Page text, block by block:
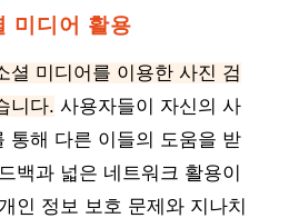
미디어 활용
셜 미디어를 이용한 사진 검
니다. 사용자들이 자신의 사
통해 다른 이들의 도움을 받
백과 넓은 네트워크 활용이
인 정보 보호 문제와 지나치